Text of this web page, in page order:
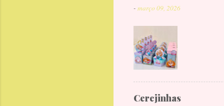
- março 09, 2026
Cerejinhas